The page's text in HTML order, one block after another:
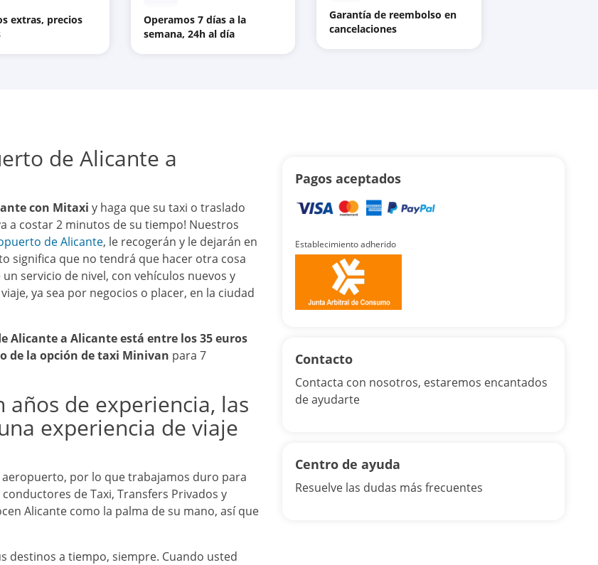
extras, precios
Operamos 7 días a la
semana, 24h al día
Garantía de reembolso en
cancelaciones
de Alicante a
con Mitaxi y haga que su taxi o traslado
a costar 2 minutos de su tiempo! Nuestros
de Alicante, le recogerán y le dejarán en
significa que no tendrá que hacer otra cosa
servicio de nivel, con vehículos nuevos y
ya sea por negocios o placer, en la ciudad
Alicante a Alicante está entre los 35 euros
de la opción de taxi Minivan para 7
de experiencia, las
experiencia de viaje
por lo que trabajamos duro para
de Taxi, Transfers Privados y
Alicante como la palma de su mano, así que
destinos a tiempo, siempre. Cuando usted
Pagos aceptados
Establecimiento adherido
Contacto
Contacta con nosotros, estaremos encantados
de ayudarte
Centro de ayuda
Resuelve las dudas más frecuentes